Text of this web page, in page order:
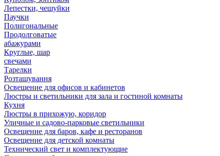
Лепестки, чешуйки
Паучки
Полигональные
Продолговатые
абажурами
Круглые, шар
свечами
Тарелки
Розташування
Освещение для офисов и кабинетов
Люстры и светильники для зала и гостиной комнаты
Кухня
Люстры в прихожую, коридор
Уличные и садово-парковые светильники
Освещение для баров, кафе и ресторанов
Освещение для детской комнаты
Технический свет и комплектующие